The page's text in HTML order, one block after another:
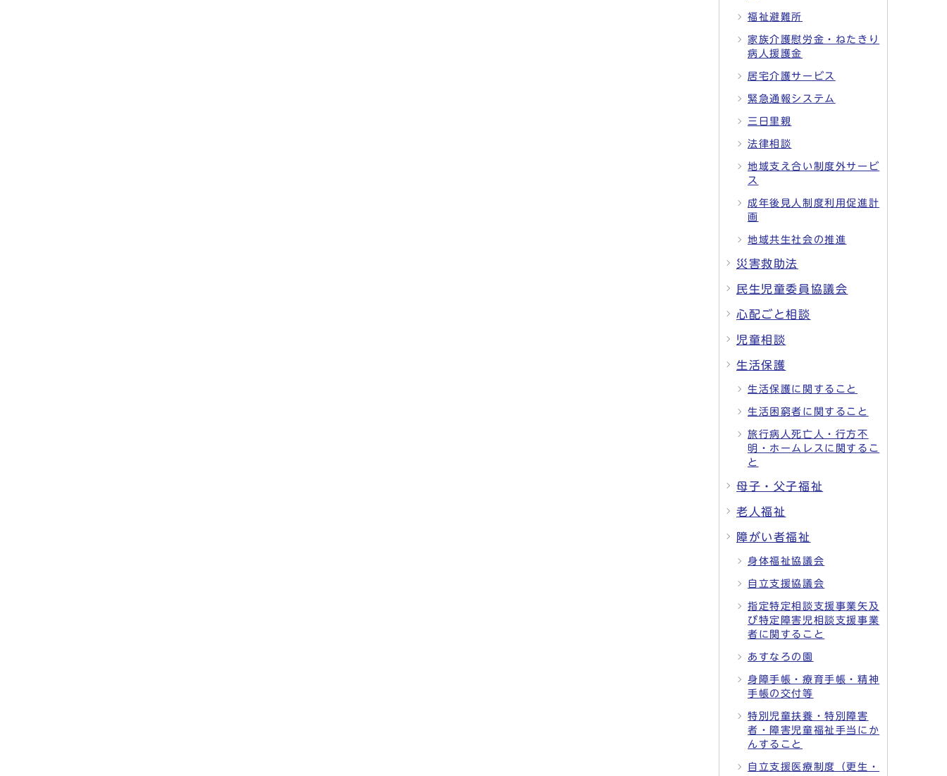
福祉避難所
家族介護慰労金・ねたきり
病人援護金
居宅介護サービス
緊急通報システム
三日里親
法律相談
地域支え合い制度外サービ
ス
成年後見人制度利用促進計
画
地域共生社会の推進
災害救助法
民生児童委員協議会
心配ごと相談
児童相談
生活保護
生活保護に関すること
生活困窮者に関すること
旅行病人死亡人・行方不
明・ホームレスに関するこ
と
母子・父子福祉
老人福祉
障がい者福祉
身体福祉協議会
自立支援協議会
指定特定相談支援事業矢及
び特定障害児相談支援事業
者に関すること
あすなろの園
身障手帳・療育手帳・精神
手帳の交付等
特別児童扶養・特別障害
者・障害児童福祉手当にか
んすること
自立支援医療制度（更生・